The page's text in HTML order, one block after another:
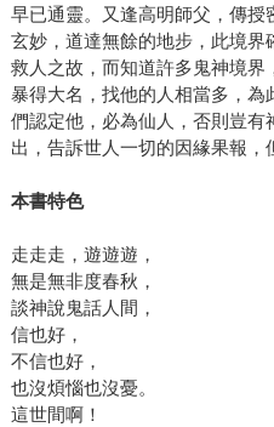
早已通靈。又逢高明師父，傳
玄妙，道達無餘的地步，此境
救人之故，而知道許多鬼神境界
暴得大名，找他的人相當多，為
們認定他，必為仙人，否則豈
出，告訴世人一切的因緣果報，
本書特色
走走走，遊遊遊，
無是無非度春秋，
談神說鬼話人間，
信也好，
不信也好，
也沒煩惱也沒憂。
這世間啊！